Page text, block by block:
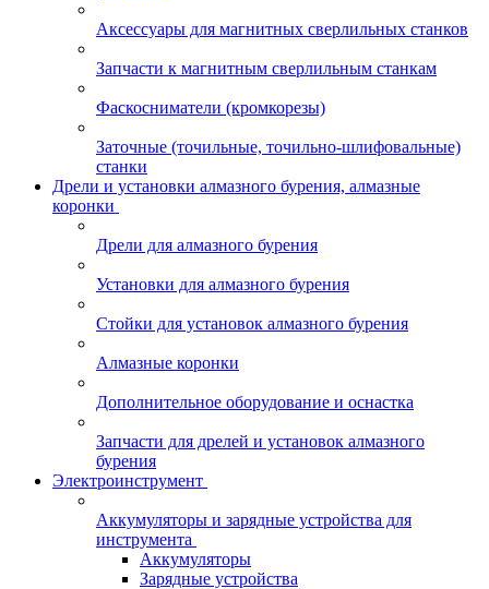
Аксессуары для магнитных сверлильных станков
Запчасти к магнитным сверлильным станкам
Фаскосниматели (кромкорезы)
Заточные (точильные, точильно-шлифовальные)
станки
Дрели и установки алмазного бурения, алмазные
коронки
Дрели для алмазного бурения
Установки для алмазного бурения
Стойки для установок алмазного бурения
Алмазные коронки
Дополнительное оборудование и оснастка
Запчасти для дрелей и установок алмазного
бурения
Электроинструмент
Аккумуляторы и зарядные устройства для
инструмента
Аккумуляторы
Зарядные устройства